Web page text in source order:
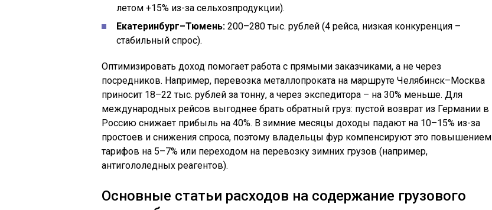
летом +15% из-за сельхозпродукции).
Екатеринбург–Тюмень: 200–280 тыс. рублей (4 рейса, низкая конкуренция –
стабильный спрос).
Оптимизировать доход помогает работа с прямыми заказчиками, а не через
посредников. Например, перевозка металлопроката на маршруте Челябинск–Москва
приносит 18–22 тыс. рублей за тонну, а через экспедитора – на 30% меньше. Для
международных рейсов выгоднее брать обратный груз: пустой возврат из Германии в
Россию снижает прибыль на 40%. В зимние месяцы доходы падают на 10–15% из-за
простоев и снижения спроса, поэтому владельцы фур компенсируют это повышением
тарифов на 5–7% или переходом на перевозку зимних грузов (например,
антигололедных реагентов).
Основные статьи расходов на содержание грузового